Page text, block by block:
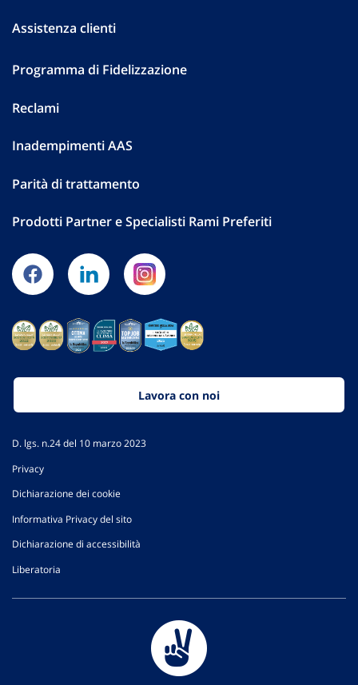
Assistenza clienti
Programma di Fidelizzazione
Reclami
Inadempimenti AAS
Parità di trattamento
Prodotti Partner e Specialisti Rami Preferiti
Lavora con noi
D. lgs. n.24 del 10 marzo 2023
Privacy
Dichiarazione dei cookie
Informativa Privacy del sito
Dichiarazione di accessibilità
Liberatoria